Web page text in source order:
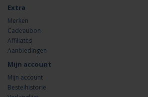
Extra
Merken
Cadeaubon
Affiliates
Aanbiedingen
Mijn account
Mijn account
Bestelhistorie